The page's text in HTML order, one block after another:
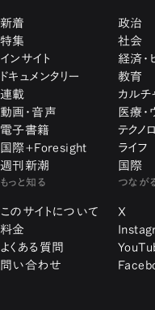
新着
特集
インサイト
ドキュメンタリー
連載
動画・音声
電子書籍
国際+Foresight
週刊新潮
政治
社会
経済・
教育
カルチ
医療・
テクノ
ライフ
国際
もっと知る
このサイトについて
料金
よくある質問
問い合わせ
つなが
X